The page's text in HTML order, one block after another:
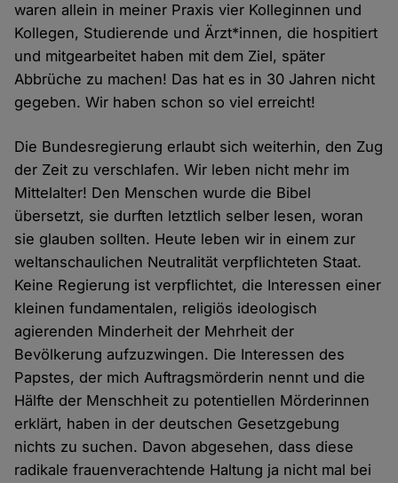
waren allein in meiner Praxis vier Kolleginnen und
Kollegen, Studierende und Ärzt*innen, die hospitiert
und mitgearbeitet haben mit dem Ziel, später
Abbrüche zu machen! Das hat es in 30 Jahren nicht
gegeben. Wir haben schon so viel erreicht!
Die Bundesregierung erlaubt sich weiterhin, den Zug
der Zeit zu verschlafen. Wir leben nicht mehr im
Mittelalter! Den Menschen wurde die Bibel
übersetzt, sie durften letztlich selber lesen, woran
sie glauben sollten. Heute leben wir in einem zur
weltanschaulichen Neutralität verpflichteten Staat.
Keine Regierung ist verpflichtet, die Interessen einer
kleinen fundamentalen, religiös ideologisch
agierenden Minderheit der Mehrheit der
Bevölkerung aufzuzwingen. Die Interessen des
Papstes, der mich Auftragsmörderin nennt und die
Hälfte der Menschheit zu potentiellen Mörderinnen
erklärt, haben in der deutschen Gesetzgebung
nichts zu suchen. Davon abgesehen, dass diese
radikale frauenverachtende Haltung ja nicht mal bei